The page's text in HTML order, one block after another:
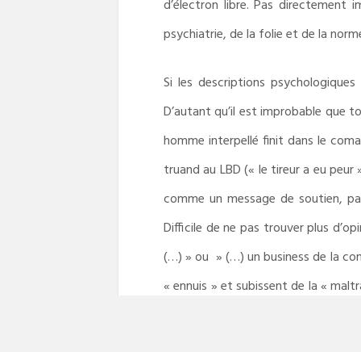
d’électron libre. Pas directement
psychiatrie, de la folie et de la
Si les descriptions
D’autant qu’il est improbable que
homme interpellé finit dans le
truand au LBD (« le tireur a eu
comme un message de soutien,
Difficile de ne pas trouver plus
(…) » ou » (…) un business de la
« ennuis » et subissent de la «